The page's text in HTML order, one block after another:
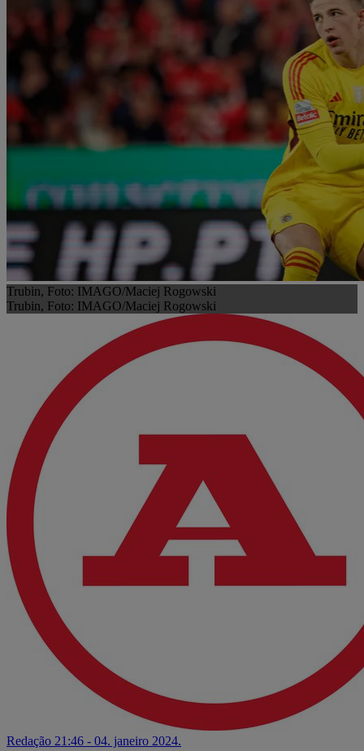
Trubin, Foto: IMAGO/Maciej Rogowski
Trubin, Foto: IMAGO/Maciej Rogowski
Redação 21:46 - 04. janeiro 2024.